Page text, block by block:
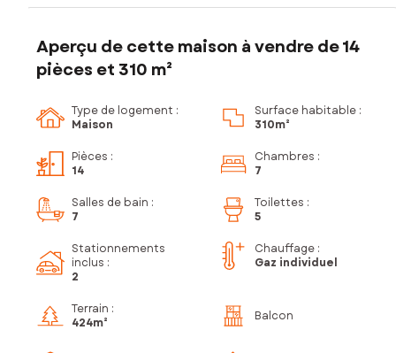
Aperçu de cette maison à vendre de 14
pièces et 310 m²
Type de logement :
Maison
Surface habitable :
310m²
Pièces :
14
Chambres :
7
Salles de bain :
7
Toilettes :
5
Stationnements
inclus :
2
Chauffage :
Gaz individuel
Terrain :
424m²
Balcon